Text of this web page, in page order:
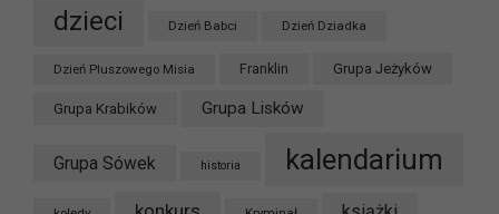
dzieci Dzień Babci Dzień Dziadka
Dzień Pluszowego Misia Franklin Grupa Jeżyków
Grupa Krabików Grupa Lisków
Grupa Sówek historia kalendarium